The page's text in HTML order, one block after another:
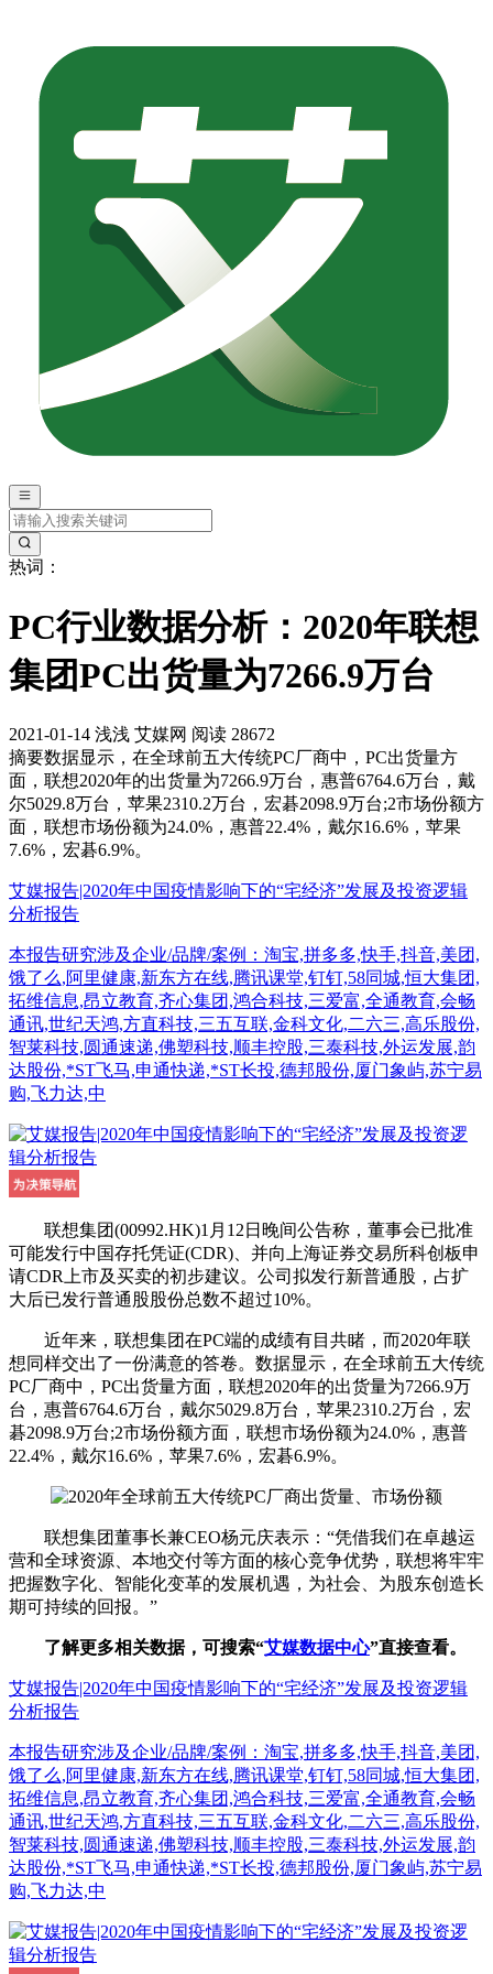
热词：
PC行业数据分析：2020年联想
集团PC出货量为7266.9万台
2021-01-14 浅浅 艾媒网 阅读 28672
摘要数据显示，在全球前五大传统PC厂商中，PC出货量方
面，联想2020年的出货量为7266.9万台，惠普6764.6万台，戴
尔5029.8万台，苹果2310.2万台，宏碁2098.9万台;2市场份额方
面，联想市场份额为24.0%，惠普22.4%，戴尔16.6%，苹果
7.6%，宏碁6.9%。
艾媒报告|2020年中国疫情影响下的“宅经济”发展及投资逻辑
分析报告
本报告研究涉及企业/品牌/案例：淘宝,拼多多,快手,抖音,美团,
饿了么,阿里健康,新东方在线,腾讯课堂,钉钉,58同城,恒大集团,
拓维信息,昂立教育,齐心集团,鸿合科技,三爱富,全通教育,会畅
通讯,世纪天鸿,方直科技,三五互联,金科文化,二六三,高乐股份,
智莱科技,圆通速递,佛塑科技,顺丰控股,三泰科技,外运发展,韵
达股份,*ST飞马,申通快递,*ST长投,德邦股份,厦门象屿,苏宁易
购,飞力达,中
联想集团(00992.HK)1月12日晚间公告称，董事会已批准
可能发行中国存托凭证(CDR)、并向上海证券交易所科创板申
请CDR上市及买卖的初步建议。公司拟发行新普通股，占扩
大后已发行普通股股份总数不超过10%。
近年来，联想集团在PC端的成绩有目共睹，而2020年联
想同样交出了一份满意的答卷。数据显示，在全球前五大传统
PC厂商中，PC出货量方面，联想2020年的出货量为7266.9万
台，惠普6764.6万台，戴尔5029.8万台，苹果2310.2万台，宏
碁2098.9万台;2市场份额方面，联想市场份额为24.0%，惠普
22.4%，戴尔16.6%，苹果7.6%，宏碁6.9%。
联想集团董事长兼CEO杨元庆表示：“凭借我们在卓越运
营和全球资源、本地交付等方面的核心竞争优势，联想将牢牢
把握数字化、智能化变革的发展机遇，为社会、为股东创造长
期可持续的回报。”
了解更多相关数据，可搜索“艾媒数据中心”直接查看。
艾媒报告|2020年中国疫情影响下的“宅经济”发展及投资逻辑
分析报告
本报告研究涉及企业/品牌/案例：淘宝,拼多多,快手,抖音,美团,
饿了么,阿里健康,新东方在线,腾讯课堂,钉钉,58同城,恒大集团,
拓维信息,昂立教育,齐心集团,鸿合科技,三爱富,全通教育,会畅
通讯,世纪天鸿,方直科技,三五互联,金科文化,二六三,高乐股份,
智莱科技,圆通速递,佛塑科技,顺丰控股,三泰科技,外运发展,韵
达股份,*ST飞马,申通快递,*ST长投,德邦股份,厦门象屿,苏宁易
购,飞力达,中